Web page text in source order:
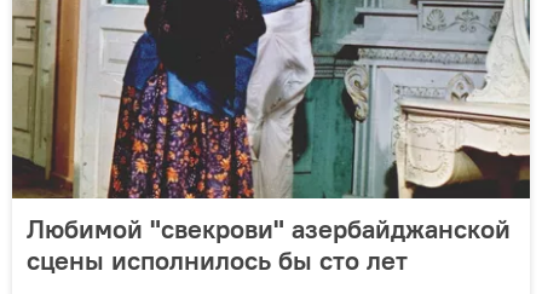
Любимой "свекрови" азербайджанской
сцены исполнилось бы сто лет